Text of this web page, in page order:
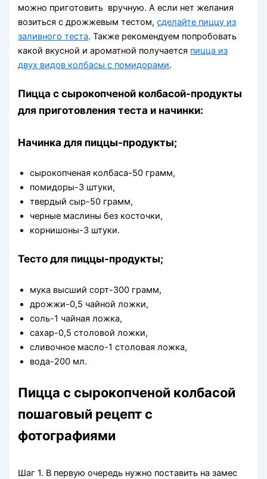
можно приготовить вручную. А если нет желания
возиться с дрожжевым тестом,сделайте пиццу из
заливного теста. Также рекомендуем попробовать
какой вкусной и ароматной получается пицца из
двух видов колбасы с помидорами.
Пицца с сырокопченой колбасой-продукты
для приготовления теста и начинки:
Начинка для пиццы-продукты;
сырокопченая колбаса-50 грамм,
помидоры-3 штуки,
твердый сыр-50 грамм,
черные маслины без косточки,
корнишоны-3 штуки.
Тесто для пиццы-продукты;
мука высший сорт-300 грамм,
дрожжи-0,5 чайной ложки,
соль-1 чайная ложка,
сахар-0,5 столовой ложки,
сливочное масло-1 столовая ложка,
вода-200 мл.
Пицца с сырокопченой колбасой
пошаговый рецепт с
фотографиями
Шаг 1. В первую очередь нужно поставить на замес